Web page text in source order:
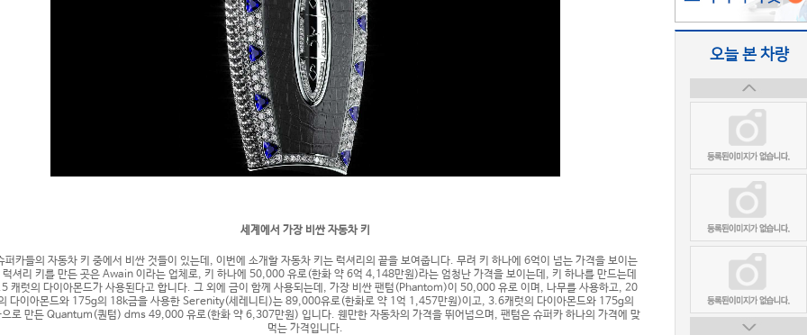
세계에서 가장 비싼 자동차 키
퍼카들의 자동차 키 중에서 비싼 것들이 있는데, 이번에 소개할 자동차 키는 럭셔리의 끝을 보여줍니다. 무려 키 하나에 6억이 넘는 가격을 보이는
럭셔리 키를 만든 곳은 Awain 이라는 업체로, 키 하나에 50,000 유로(한화 약 6억 4,148만원)라는 엄청난 가격을 보이는데, 키 하나를 만드는데
캐럿의 다이아몬드가 사용된다고 합니다. 그 외에 금이 함께 사용되는데, 가장 비싼 팬텀(Phantom)이 50,000 유로 이며, 나무를 사용하고, 20
다이아몬드와 175g의 18k금을 사용한 Serenity(세레니티)는 89,000유로(한화로 약 1억 1,457만원)이고, 3.6캐럿의 다이아몬드와 175g의
로 만든 Quantum(퀀텀) dms 49,000 유로(한화 약 6,307만원) 입니다. 웬만한 자동차의 가격을 뛰어넘으며, 팬텀은 슈퍼카 하나의 가격에 맞
먹는 가격입니다.
오늘 본 차량